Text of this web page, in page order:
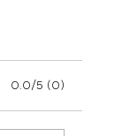
0.0/5 (0)